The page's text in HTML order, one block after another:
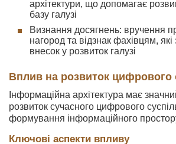
архітектури, що допомагає
базу галузі
Визнання досягнень: вручення
нагород та відзнак фахівцям,
внесок у розвиток галузі
Вплив на розвиток цифрового
Інформаційна архітектура має
розвиток сучасного цифрового
формування інформаційного
Ключові аспекти впливу